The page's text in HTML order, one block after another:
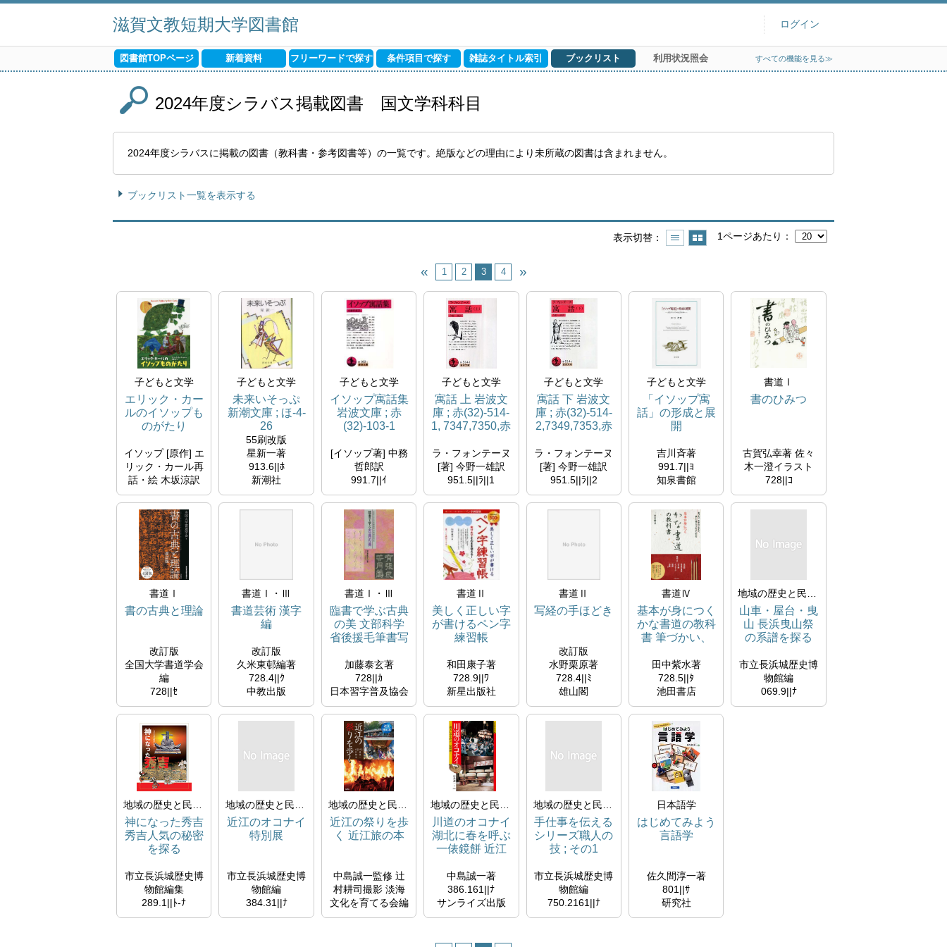
滋賀文教短期大学図書館 ログイン
図書館TOPページ 新着資料 フリーワードで探す 条件項目で探す 雑誌タイトル索引 ブックリスト 利用状況照会 すべての機能を見る≫
2024年度シラバス掲載図書 国文学科科目
2024年度シラバスに掲載の図書（教科書・参考図書等）の一覧です。絶版などの理由により未所蔵の図書は含まれません。
ブックリスト一覧を表示する
表示切替 1ページあたり
1 2 3 4
子どもと文学
エリック・カー
ルのイソップも
のがたり
イソップ [原作] エ
リック・カール再
話・絵 木坂涼訳
E||ｶﾙ
2017/05
所蔵
子どもと文学
未来いそっぷ
新潮文庫 ; ほ-4-
26
55刷改版
星新一著
913.6||ﾎ
新潮社
2005/02/25
子どもと文学
イソップ寓話集
岩波文庫 ; 赤
(32)-103-1
[イソップ著] 中務
哲郎訳
991.7||ｲ
岩波書店
所蔵
子どもと文学
寓話 上 岩波文
庫 ; 赤(32)-514-
1, 7347,7350,赤
ラ・フォンテーヌ
[著] 今野一雄訳
951.5||ﾗ||1
岩波書店
所蔵
子どもと文学
寓話 下 岩波文
庫 ; 赤(32)-514-
2,7349,7353,赤
ラ・フォンテーヌ
[著] 今野一雄訳
951.5||ﾗ||2
岩波書店
子どもと文学
「イソップ寓
話」の形成と展
開
吉川斉著
991.7||ﾖ
知泉書館
2020/01/20
書道Ⅰ
書のひみつ
古賀弘幸著 佐々
木一澄イラスト
728||ｺ
朝日出版社
書道Ⅰ
書の古典と理論
改訂版
全国大学書道学会
編
728||ｾ
光村図書出版
所蔵
書道Ⅰ・Ⅲ
書道芸術 漢字
編
改訂版
久米東邨編著
728.4||ｸ
中教出版
1989/03
書道Ⅰ・Ⅲ
臨書で学ぶ古典
の美 文部科学
省後援毛筆書写
加藤泰玄著
728||ｶ
日本習字普及協会
2015/01/15
シラバスコーナー
書道Ⅱ
美しく正しい字
が書けるペン字
練習帳
和田康子著
728.9||ﾜ
新星出版社
2023/02/25
書道Ⅱ
写経の手ほどき
改訂版
水野栗原著
728.4||ﾐ
雄山閣
2006/06/30
書道Ⅳ
基本が身につく
かな書道の教科
書 筆づかい、
方、美しく書く
コツがよくわか
る
田中紫水著
728.5||ﾀ
池田書店
2020/04
シラバスコーナー
山車・屋台・曳
山 長浜曳山祭
の系譜を探る
市立長浜城歴史博
物館編
069.9||ﾅ
市立長浜城歴史博
神になった秀吉
秀吉人気の秘密
を探る
市立長浜城歴史博
物館編集
289.1||ﾄ-ﾅ
市立長浜城歴史博
近江のオコナイ
特別展
市立長浜城歴史博
物館編
384.31||ﾅ
市立長浜城歴史博
近江の祭りを歩
く 近江旅の本
中島誠一監修 辻
村耕司撮影 淡海
文化を育てる会編
集
川道のオコナイ
湖北に春を呼ぶ
一俵鏡餅 近江
中島誠一著
386.161||ﾅ
サンライズ出版
2011/03/01
シラバスコーナー
手仕事を伝える
シリーズ職人の
技 ; その1
市立長浜城歴史博
物館編
750.2161||ﾅ
市立長浜城歴史博
日本語学
はじめてみよう
言語学
佐久間淳一著
801||ｻ
研究社
2007/03/01